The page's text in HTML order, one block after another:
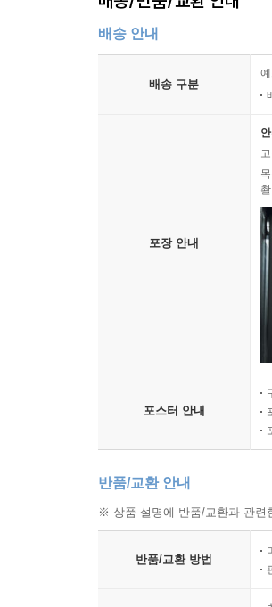
배송 안내
배송 구분
포장 안내
포스터 안내
반품/교환 안내
※ 상품 설명에 반품/교환과 관련
반품/교환 방법